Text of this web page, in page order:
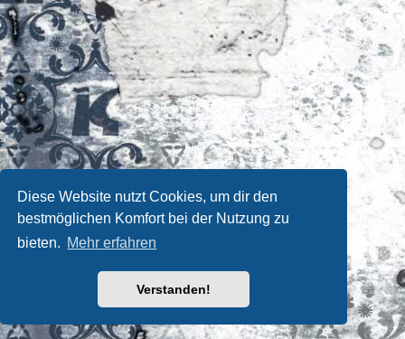
Diese Website nutzt Cookies, um dir den
bestmöglichen Komfort bei der Nutzung zu
bieten. Mehr erfahren
Verstanden!